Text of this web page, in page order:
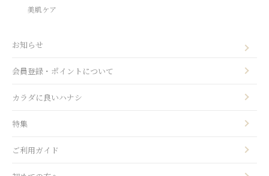
美肌ケア
お知らせ
会員登録・ポイントについて
カラダに良いハナシ
特集
ご利用ガイド